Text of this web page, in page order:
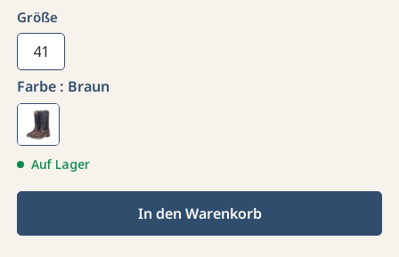
Größe
41
Farbe : Braun
Auf Lager
In den Warenkorb